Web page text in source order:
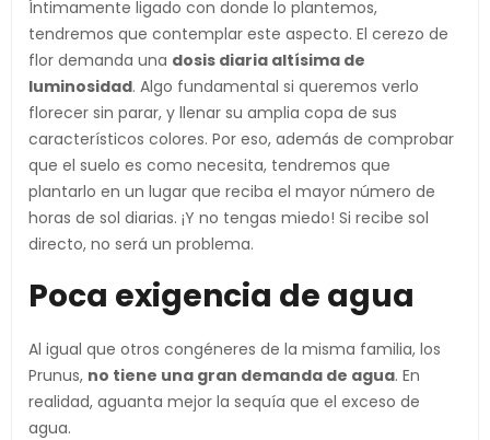
Íntimamente ligado con donde lo plantemos,
tendremos que contemplar este aspecto. El cerezo de
flor demanda una dosis diaria altísima de
luminosidad. Algo fundamental si queremos verlo
florecer sin parar, y llenar su amplia copa de sus
característicos colores. Por eso, además de comprobar
que el suelo es como necesita, tendremos que
plantarlo en un lugar que reciba el mayor número de
horas de sol diarias. ¡Y no tengas miedo! Si recibe sol
directo, no será un problema.
Poca exigencia de agua
Al igual que otros congéneres de la misma familia, los
Prunus, no tiene una gran demanda de agua. En
realidad, aguanta mejor la sequía que el exceso de
agua.